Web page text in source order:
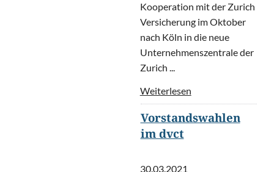
Kooperation mit der Zurich
Versicherung im Oktober
nach Köln in die neue
Unternehmenszentrale der
Zurich ...
Weiterlesen
Vorstandswahlen
im dvct
30.03.2021